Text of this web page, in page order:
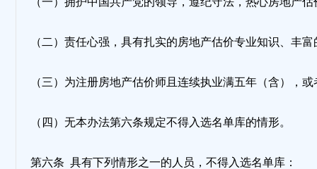
（二）责任心强，具有扎实的房地产估价专业知识、丰
（三）为注册房地产估价师且连续执业满五年（含），
（四）无本办法第六条规定不得入选名单库的情形。
第六条 具有下列情形之一的人员，不得入选名单库：